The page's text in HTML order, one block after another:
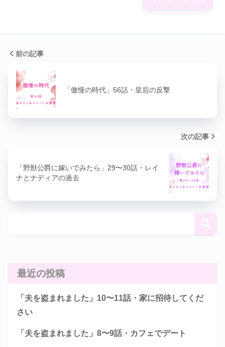
前の記事
「傲慢の時代」56話・皇后の反撃
次の記事
「野獣公爵に嫁いでみたら」29〜30話・レイ
ナとナディアの過去
最近の投稿
「夫を盗まれました」10〜11話・家に招待してくだ
さい
「夫を盗まれました」8〜9話・カフェでデート